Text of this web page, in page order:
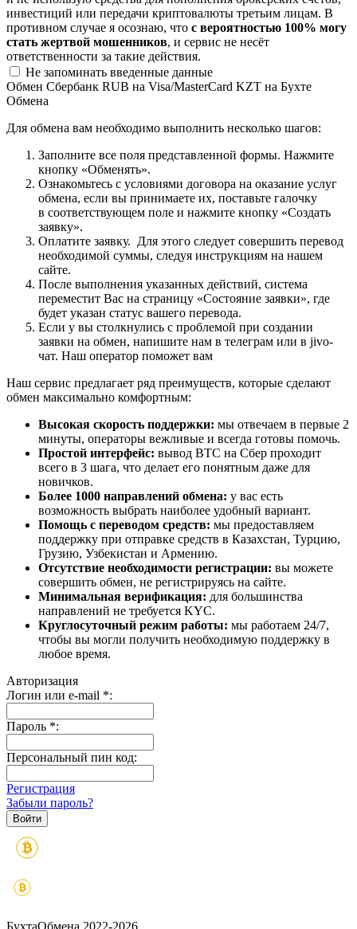
инвестиций или передачи криптовалюты третьим лицам. В
противном случае я осознаю, что с вероятностью 100% могу
стать жертвой мошенников, и сервис не несёт
ответственности за такие действия.
Не запоминать введенные данные
Обмен Сбербанк RUB на Visa/MasterCard KZT на Бухте
Обмена
Для обмена вам необходимо выполнить несколько шагов:
Заполните все поля представленной формы. Нажмите
кнопку «Обменять».
Ознакомьтесь с условиями договора на оказание услуг
обмена, если вы принимаете их, поставьте галочку
в соответствующем поле и нажмите кнопку «Создать
заявку».
Оплатите заявку. Для этого следует совершить перевод
необходимой суммы, следуя инструкциям на нашем
сайте.
После выполнения указанных действий, система
переместит Вас на страницу «Состояние заявки», где
будет указан статус вашего перевода.
Если у вы столкнулись с проблемой при создании
заявки на обмен, напишите нам в телеграм или в jivo-
чат. Наш оператор поможет вам
Наш сервис предлагает ряд преимуществ, которые сделают
обмен максимально комфортным:
Высокая скорость поддержки: мы отвечаем в первые 2
минуты, операторы вежливые и всегда готовы помочь.
Простой интерфейс: вывод BTC на Сбер проходит
всего в 3 шага, что делает его понятным даже для
новичков.
Более 1000 направлений обмена: у вас есть
возможность выбрать наиболее удобный вариант.
Помощь с переводом средств: мы предоставляем
поддержку при отправке средств в Казахстан, Турцию,
Грузию, Узбекистан и Армению.
Отсутствие необходимости регистрации: вы можете
совершить обмен, не регистрируясь на сайте.
Минимальная верификация: для большинства
направлений не требуется KYC.
Круглосуточный режим работы: мы работаем 24/7,
чтобы вы могли получить необходимую поддержку в
любое время.
Авторизация
Логин или e-mail *:
Пароль *:
Персональный пин код:
Регистрация
Забыли пароль?
БухтаОбмена 2022-2026